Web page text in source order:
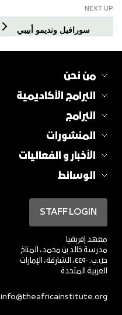
NEXT UP
سورافيل ونديمو أبيبي
من نحن
البرامج الأكاديمية
البرامج
المنشورات
الأخبار و الفعاليات
الوسائط
معهد إفريقيا
مدرسة خالد بن محمد، المناخ
ص.ب. ٤٤٩٠، الشارقة، الإمارات
العربية المتحدة
info@theafricainstitute.org
STAFF LOGIN